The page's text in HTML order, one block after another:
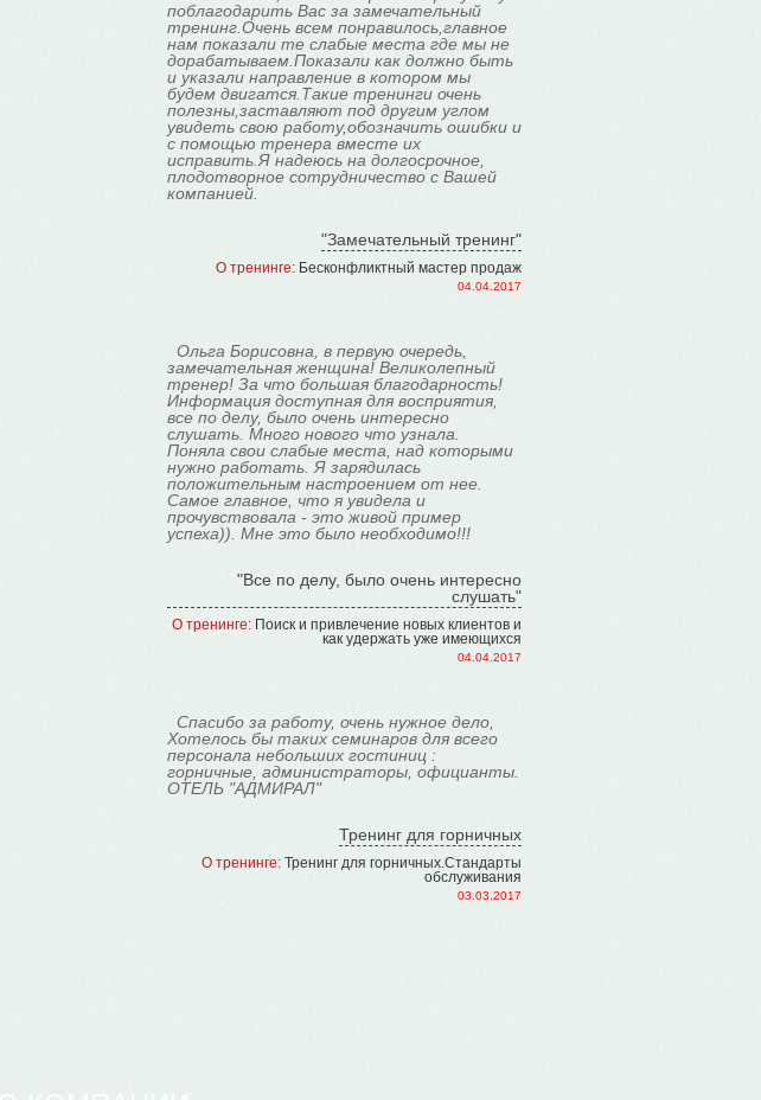
поблагодарить Вас за замечательный
тренинг.Очень всем понравилось,главное
нам показали те слабые места где мы не
дорабатываем.Показали как должно быть
и указали направление в котором мы
будем двигатся.Такие тренинги очень
полезны,заставляют под другим углом
увидеть свою работу,обозначить ошибки и
с помощью тренера вместе их
исправить.Я надеюсь на долгосрочное,
плодотворное сотрудничество с Вашей
компанией.
"Замечательный тренинг"
О тренинге:Бесконфликтный мастер продаж
04.04.2017
Ольга Борисовна, в первую очередь,
замечательная женщина! Великолепный
тренер! За что большая благодарность!
Информация доступная для восприятия,
все по делу, было очень интересно
слушать. Много нового что узнала.
Поняла свои слабые места, над которыми
нужно работать. Я зарядилась
положительным настроением от нее.
Самое главное, что я увидела и
прочувствовала - это живой пример
успеха)). Мне это было необходимо!!!
"Все по делу, было очень интересно
слушать"
О тренинге:Поиск и привлечение новых клиентов и
как удержать уже имеющихся
04.04.2017
Спасибо за работу, очень нужное дело,
Хотелось бы таких семинаров для всего
персонала небольших гостиниц :
горничные, администраторы, официанты.
ОТЕЛЬ "АДМИРАЛ"
Тренинг для горничных
О тренинге:Тренинг для горничных.Стандарты
обслуживания
03.03.2017